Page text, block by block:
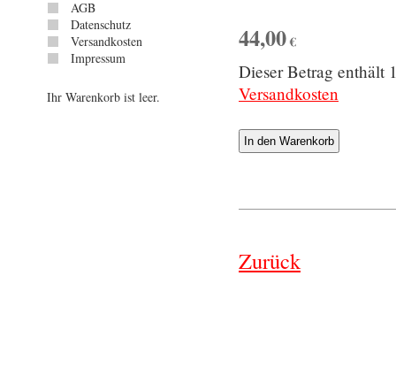
AGB
Datenschutz
Versandkosten
Impressum
Ihr Warenkorb ist leer.
44,00€
Dieser Betrag
Versandkosten
Zurück